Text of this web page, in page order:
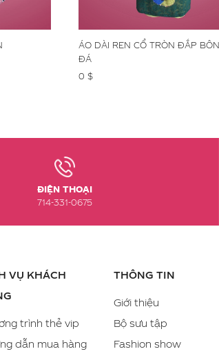
ÁO DÀI REN CỔ TRÒN ĐẮP
ĐÁ
0 $
ĐIỆN THOẠI
714-331-0675
VỤ KHÁCH
trình thẻ vip
dẫn mua hàng
THÔNG TIN
Giới thiệu
Bộ sưu tập
Fashion show